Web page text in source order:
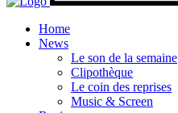
Home
News
Le son de la semaine
Clipothèque
Le coin des reprises
Music & Screen